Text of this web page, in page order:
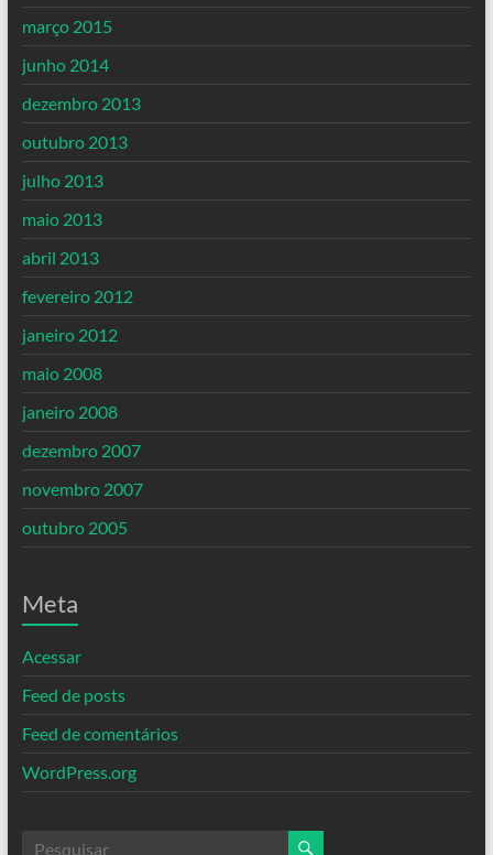
março 2015
junho 2014
dezembro 2013
outubro 2013
julho 2013
maio 2013
abril 2013
fevereiro 2012
janeiro 2012
maio 2008
janeiro 2008
dezembro 2007
novembro 2007
outubro 2005
Meta
Acessar
Feed de posts
Feed de comentários
WordPress.org